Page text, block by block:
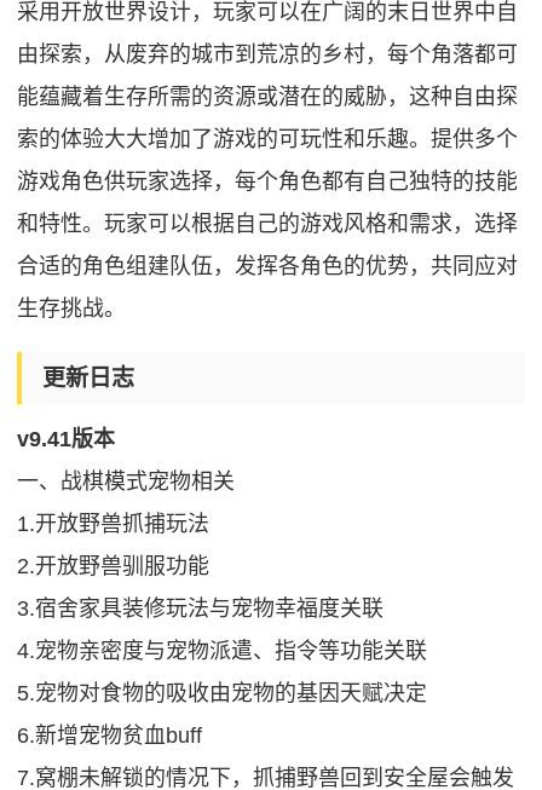
采用开放世界设计，玩家可以在广阔的末日世界中自
由探索，从废弃的城市到荒凉的乡村，每个角落都可
能蕴藏着生存所需的资源或潜在的威胁，这种自由探
索的体验大大增加了游戏的可玩性和乐趣。提供多个
游戏角色供玩家选择，每个角色都有自己独特的技能
和特性。玩家可以根据自己的游戏风格和需求，选择
合适的角色组建队伍，发挥各角色的优势，共同应对
生存挑战。
更新日志
v9.41版本
一、战棋模式宠物相关
1.开放野兽抓捕玩法
2.开放野兽驯服功能
3.宿舍家具装修玩法与宠物幸福度关联
4.宠物亲密度与宠物派遣、指令等功能关联
5.宠物对食物的吸收由宠物的基因天赋决定
6.新增宠物贫血buff
7.窝棚未解锁的情况下，抓捕野兽回到安全屋会触发